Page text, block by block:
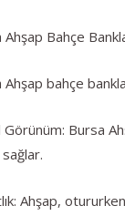
Bahçe
Ahşap bahçe
Görünüm: Bursa
Ahşap,